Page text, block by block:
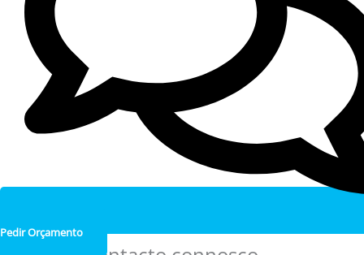
Pedir Orçamento